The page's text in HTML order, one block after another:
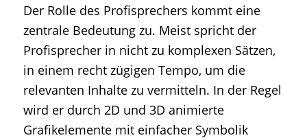
Der Rolle des Profisprechers kommt eine
zentrale Bedeutung zu. Meist spricht der
Profisprecher in nicht zu komplexen Sätzen,
in einem recht zügigen Tempo, um die
relevanten Inhalte zu vermitteln. In der Regel
wird er durch 2D und 3D animierte
Grafikelemente mit einfacher Symbolik